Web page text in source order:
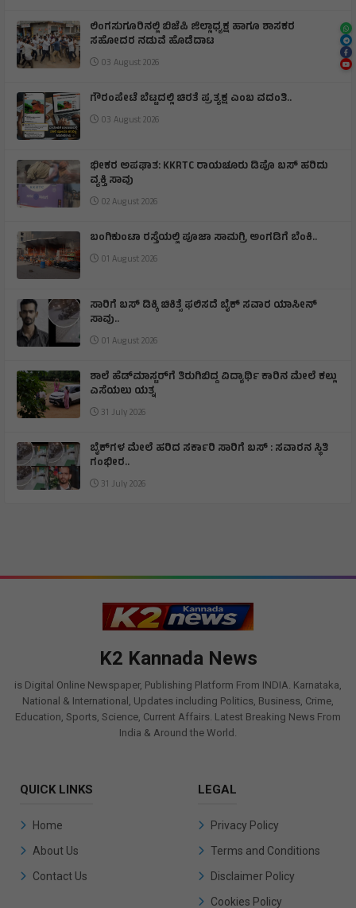
ಲಿಂಗಸುಗೂರಿನಲ್ಲಿ ಬಿಜೆಪಿ ಜಿಲ್ಲಾಧ್ಯಕ್ಷ ಹಾಗೂ ಶಾಸಕರ
ಸಹೋದರ ನಡುವೆ ಹೊಡೆದಾಟ
03 August 2026
ಗೌರಂಪೇಟೆ ಬೆಟ್ಟದಲ್ಲಿ ಚಿರತೆ ಪ್ರತ್ಯಕ್ಷ ಎಂಬ ವದಂತಿ..
03 August 2026
ಭೀಕರ ಅಪಘಾತ: KKRTC ರಾಯಚೂರು ಡಿಪೊ ಬಸ್ ಹರಿದು
ವ್ಯಕ್ತಿ ಸಾವು
02 August 2026
ಬಂಗಿಕುಂಟಾ ರಸ್ತೆಯಲ್ಲಿ ಪೂಜಾ ಸಾಮಗ್ರಿ ಅಂಗಡಿಗೆ ಬೆಂಕಿ.‌.
01 August 2026
ಸಾರಿಗೆ ಬಸ್ ಡಿಕ್ಕಿ ಚಿಕಿತ್ಸೆ ಫಲಿಸದೆ ಬೈಕ್ ಸವಾರ ಯಾಸೀನ್
ಸಾವು..
01 August 2026
ಶಾಲೆ ಹೆಡ್‌ಮಾಸ್ಟರ್‌ಗೆ ತಿರುಗಿಬಿದ್ದ ವಿದ್ಯಾರ್ಥಿ ಕಾರಿನ ಮೇಲೆ ಕಲ್ಲು
ಎಸೆಯಲು ಯತ್ನ
31 July 2026
ಬೈಕ್‌ಗಳ ಮೇಲೆ ಹರಿದ ಸರ್ಕಾರಿ ಸಾರಿಗೆ ಬಸ್ : ಸವಾರನ ಸ್ಥಿತಿ
ಗಂಭೀರ..
31 July 2026
K2 Kannada News
is Digital Online Newspaper, Publishing Platform From INDIA. Karnataka,
National & International, Updates including Politics, Business, Crime,
Education, Sports, Science, Current Affairs. Latest Breaking News From
India & Around the World.
QUICK LINKS
Home
About Us
Contact Us
LEGAL
Privacy Policy
Terms and Conditions
Disclaimer Policy
Cookies Policy